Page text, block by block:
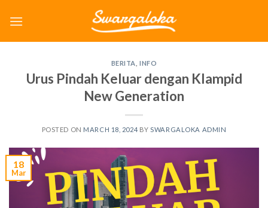
BERITA ,INFO
Urus Pindah Keluar dengan Klampid
New Generation
POSTED ON MARCH 18, 2024 BY SWARGALOKA ADMIN
18
Mar